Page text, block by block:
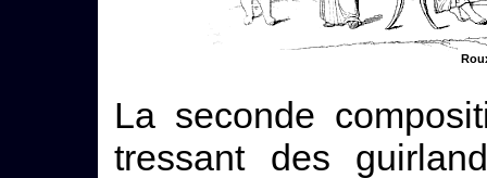
La seconde
tressant des